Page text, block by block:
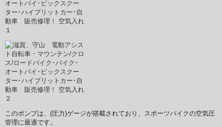
このポンプは、(圧力)ゲージが搭載されており、スポーツバイクの空気圧
管理に最適です。